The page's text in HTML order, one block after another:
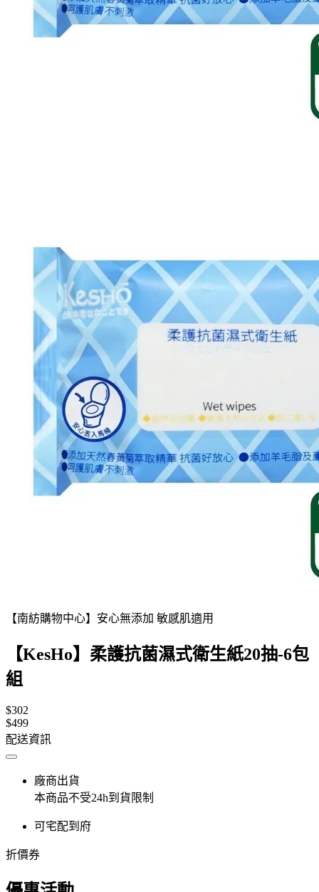
【南紡購物中心】安心無添加 敏感肌適用
【KesHo】柔護抗菌濕式衛生紙20抽-6包
組
$302
$499
配送資訊
廠商出貨
本商品不受24h到貨限制
可宅配到府
折價券